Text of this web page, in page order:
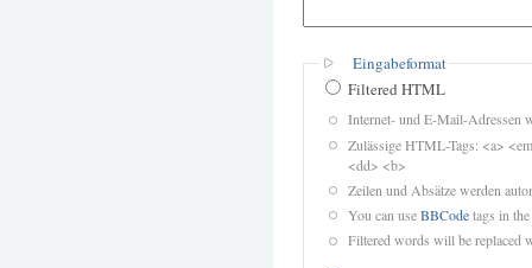
Eingabeformat
Filtered HTML
Internet- und E-Mail-Adressen
Zulässige HTML-Tags: <a>
<dd> <b>
Zeilen und Absätze werden
You can useBBCodetags in
Filtered words will be replaced